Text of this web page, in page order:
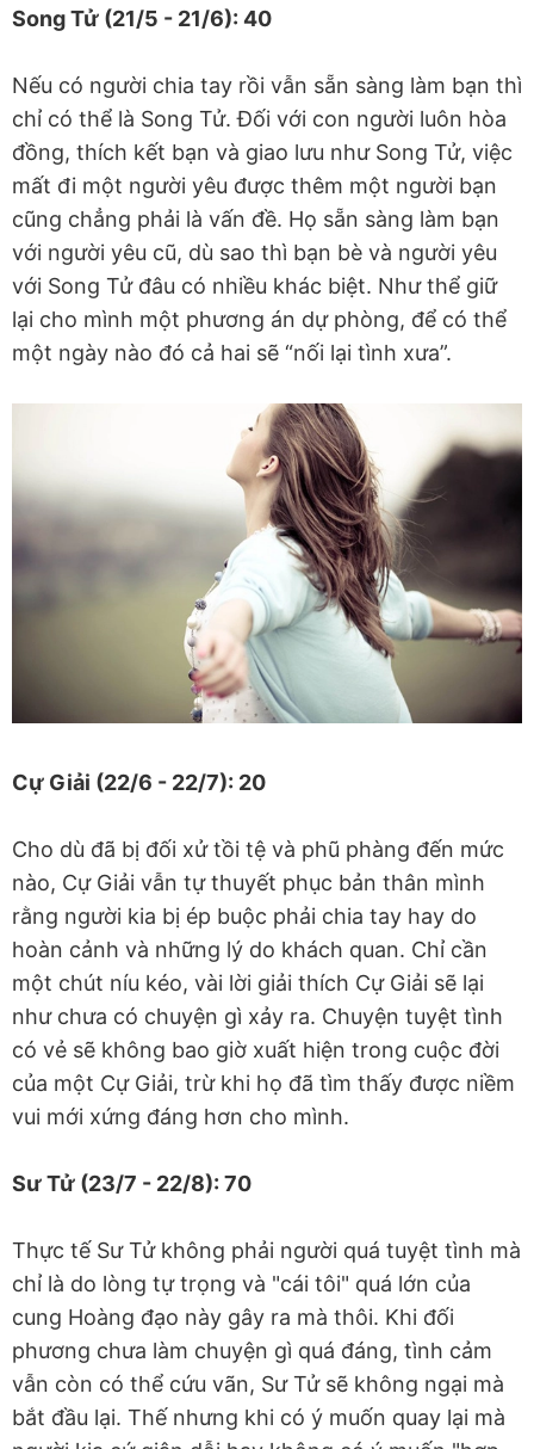
Song Tử (21/5 - 21/6): 40
Nếu có người chia tay rồi vẫn sẵn sàng làm bạn thì
chỉ có thể là Song Tử. Đối với con người luôn hòa
đồng, thích kết bạn và giao lưu như Song Tử, việc
mất đi một người yêu được thêm một người bạn
cũng chẳng phải là vấn đề. Họ sẵn sàng làm bạn
với người yêu cũ, dù sao thì bạn bè và người yêu
với Song Tử đâu có nhiều khác biệt. Như thể giữ
lại cho mình một phương án dự phòng, để có thể
một ngày nào đó cả hai sẽ “nối lại tình xưa”.
Cự Giải (22/6 - 22/7): 20
Cho dù đã bị đối xử tồi tệ và phũ phàng đến mức
nào, Cự Giải vẫn tự thuyết phục bản thân mình
rằng người kia bị ép buộc phải chia tay hay do
hoàn cảnh và những lý do khách quan. Chỉ cần
một chút níu kéo, vài lời giải thích Cự Giải sẽ lại
như chưa có chuyện gì xảy ra. Chuyện tuyệt tình
có vẻ sẽ không bao giờ xuất hiện trong cuộc đời
của một Cự Giải, trừ khi họ đã tìm thấy được niềm
vui mới xứng đáng hơn cho mình.
Sư Tử (23/7 - 22/8): 70
Thực tế Sư Tử không phải người quá tuyệt tình mà
chỉ là do lòng tự trọng và "cái tôi" quá lớn của
cung Hoàng đạo này gây ra mà thôi. Khi đối
phương chưa làm chuyện gì quá đáng, tình cảm
vẫn còn có thể cứu vãn, Sư Tử sẽ không ngại mà
bắt đầu lại. Thế nhưng khi có ý muốn quay lại mà